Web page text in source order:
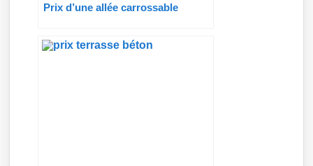
Prix d’une allée carrossable